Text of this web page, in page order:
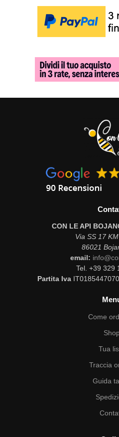
CON LE API
Via SS 17
86021
email:
Tel. +39 329
Partita Iva
Come
Shop
Tua
Traccia
Guida